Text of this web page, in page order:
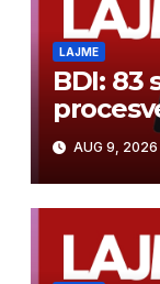
LAJME
BDI: 83
shqipe
AUG 9, 2026